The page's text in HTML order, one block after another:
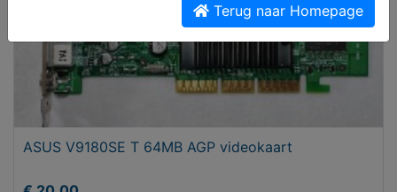
ASUS V9180SE T 64MB AGP videokaart
Terug naar Homepage